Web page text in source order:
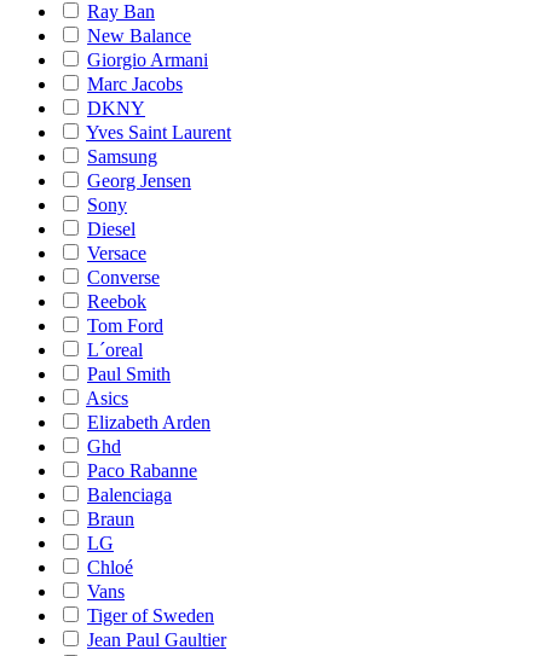
Ray Ban
New Balance
Giorgio Armani
Marc Jacobs
DKNY
Yves Saint Laurent
Samsung
Georg Jensen
Sony
Diesel
Versace
Converse
Reebok
Tom Ford
L´oreal
Paul Smith
Asics
Elizabeth Arden
Ghd
Paco Rabanne
Balenciaga
Braun
LG
Chloé
Vans
Tiger of Sweden
Jean Paul Gaultier